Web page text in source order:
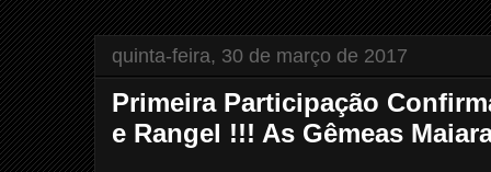
quinta-feira, 30 de março de 2017
Primeira Participação
e Rangel !!! As Gêmeas